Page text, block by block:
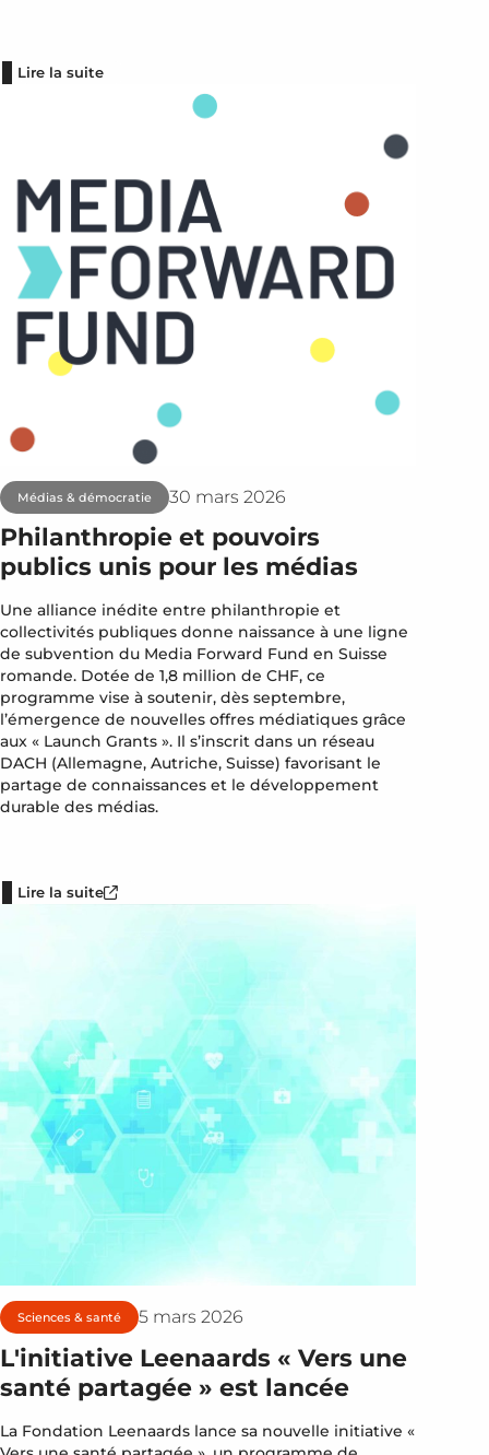
Lire la suite
Médias & démocratie 30 mars 2026
Philanthropie et pouvoirs
publics unis pour les médias
Une alliance inédite entre philanthropie et
collectivités publiques donne naissance à une ligne
de subvention du Media Forward Fund en Suisse
romande. Dotée de 1,8 million de CHF, ce
programme vise à soutenir, dès septembre,
l’émergence de nouvelles offres médiatiques grâce
aux « Launch Grants ». Il s’inscrit dans un réseau
DACH (Allemagne, Autriche, Suisse) favorisant le
partage de connaissances et le développement
durable des médias.
Lire la suite
Sciences & santé 5 mars 2026
L'initiative Leenaards « Vers une
santé partagée » est lancée
La Fondation Leenaards lance sa nouvelle initiative «